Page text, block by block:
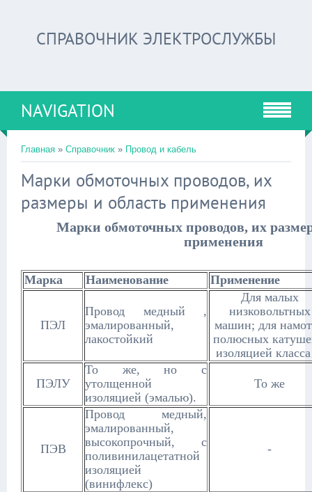
СПРАВОЧНИК ЭЛЕКТРОСЛУЖБЫ
NAVIGATION
Главная » Справочник » Провод и кабель
Марки обмоточных проводов, их
размеры и область применения
Марки обмоточных проводов, их
применения
Марка Наименование Применение
ПЭЛ
Провод медный ,
эмалированный,
лакостойкий
Для малых
низковольтных
машин; для
полюсных
изоляцией
ПЭЛУ
То же, но с
утолщенной
изоляцией (эмалью).
То же
ПЭВ
Провод медный,
эмалированный,
высокопрочный, с
поливинилацетатной
изоляцией
(винифлекс)
-